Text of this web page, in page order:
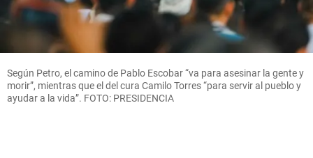
Según Petro, el camino de Pablo Escobar “va para asesinar la gente y
morir”, mientras que el del cura Camilo Torres “para servir al pueblo y
ayudar a la vida”. FOTO: PRESIDENCIA